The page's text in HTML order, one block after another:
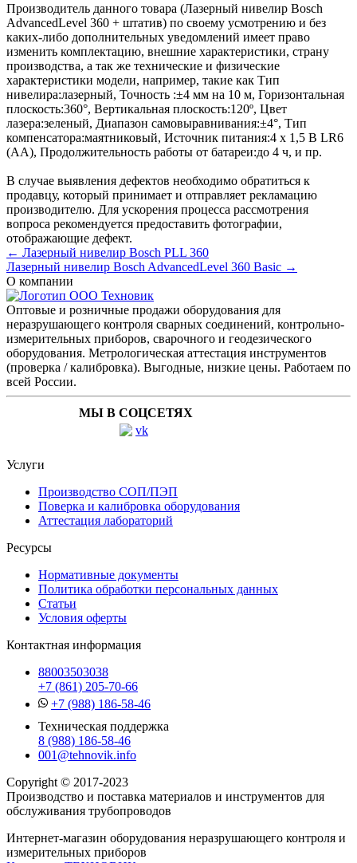
Производитель данного товара (Лазерный нивелир Bosch
AdvancedLevel 360 + штатив) по своему усмотрению и без
каких-либо дополнительных уведомлений имеет право
изменить комплектацию, внешние характеристики, страну
производства, а так же технические и физические
характеристики модели, например, такие как Тип
нивелира:лазерный, Точность :±4 мм на 10 м, Горизонтальная
плоскость:360°, Вертикальная плоскость:120º, Цвет
лазера:зеленый, Диапазон самовыравнивания:±4°, Тип
компенсатора:маятниковый, Источник питания:4 x 1,5 В LR6
(AA), Продолжительность работы от батареи:до 4 ч, и пр.
В случае выявления дефектов необходимо обратиться к
продавцу, который принимает и отправляет рекламацию
производителю. Для ускорения процесса рассмотрения
вопроса рекомендуется предоставить фотографии,
отображающие дефект.
← Лазерный нивелир Bosch PLL 360
Лазерный нивелир Bosch AdvancedLevel 360 Basic →
О компании
Оптовые и розничные продажи оборудования для
неразрушающего контроля сварных соединений, контрольно-
измерительных приборов, сварочного и геодезического
оборудования. Метрологическая аттестация инструментов
(проверка / калибровка). Выгодные, низкие цены. Работаем по
всей России.
МЫ В СОЦСЕТЯХ
Услуги
Производство СОП/ПЭП
Поверка и калибровка оборудования
Аттестация лабораторий
Ресурсы
Нормативные документы
Политика обработки персональных данных
Статьи
Условия оферты
Контактная информация
88003503038
+7 (861) 205-70-66
+7 (988) 186-58-46
Техническая поддержка
8 (988) 186-58-46
001@tehnovik.info
Copyright © 2017-2023
Производство и поставка материалов и инструментов для
обслуживания трубопроводов
Интернет-магазин оборудования неразрушающего контроля и
измерительных приборов